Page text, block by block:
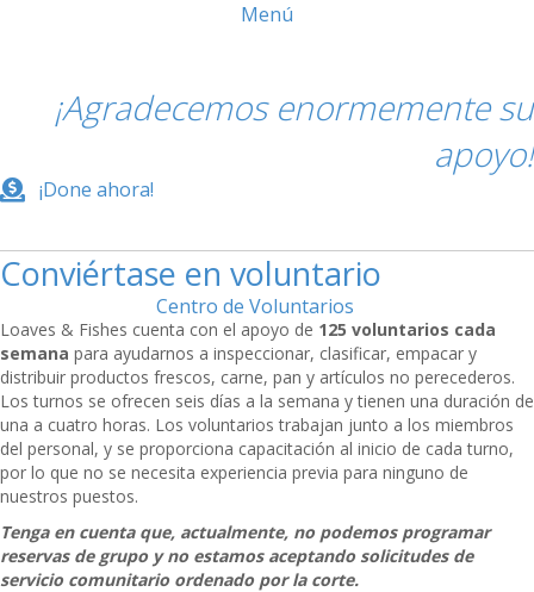
Menú
¡Agradecemos enormemente su
apoyo!
¡Done ahora!
Conviértase en voluntario
Centro de Voluntarios
Loaves & Fishes cuenta con el apoyo de 125 voluntarios cada
semana para ayudarnos a inspeccionar, clasificar, empacar y
distribuir productos frescos, carne, pan y artículos no perecederos.
Los turnos se ofrecen seis días a la semana y tienen una duración de
una a cuatro horas. Los voluntarios trabajan junto a los miembros
del personal, y se proporciona capacitación al inicio de cada turno,
por lo que no se necesita experiencia previa para ninguno de
nuestros puestos.
Tenga en cuenta que, actualmente, no podemos programar
reservas de grupo yno estamos aceptando solicitudes de
servicio comunitario ordenado por la corte.